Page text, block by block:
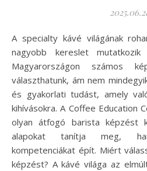
A specialty kávé világának rohamos terjedésével egyre
nagyobb kereslet
Magyarországon számos
választhatunk, ám nem
és gyakorlati tudást, amely
kihívásokra. A Coffee Education
olyan átfogó barista képzést
alapokat tanítja meg,
kompetenciákat épít. Miért
képzést? A kávé világa az